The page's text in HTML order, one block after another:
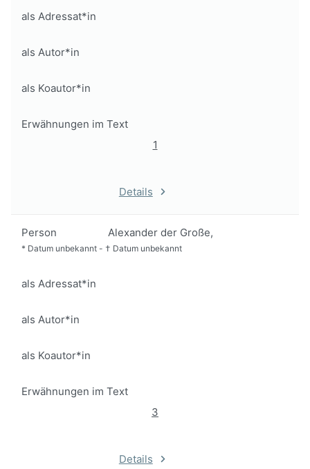
als Adressat*in
als Autor*in
als Koautor*in
Erwähnungen im Text
1
Details
Person Alexander der Große,
* Datum unbekannt - † Datum unbekannt
als Adressat*in
als Autor*in
als Koautor*in
Erwähnungen im Text
3
Details